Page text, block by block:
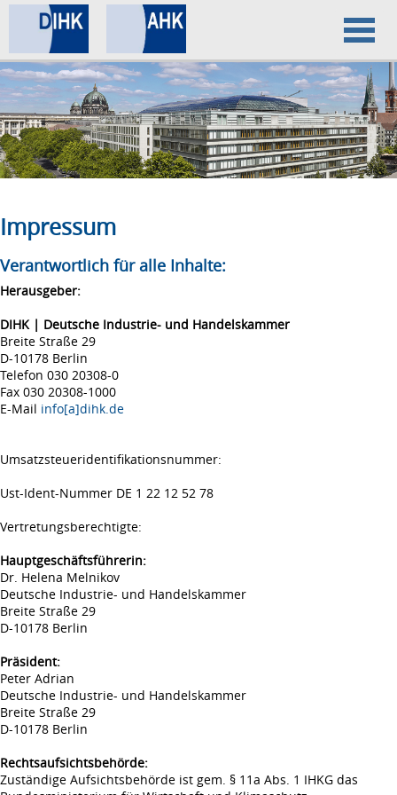
Home
Datenschutz
Impressum
Impressum
Verantwortlich für alle Inhalte:
Herausgeber:
DIHK | Deutsche Industrie- und Handelskammer
Breite Straße 29
D-10178 Berlin
Telefon 030 20308-0
Fax 030 20308-1000
E-Mail info[a]dihk.de
Umsatzsteueridentifikationsnummer:
Ust-Ident-Nummer DE 1 22 12 52 78
Vertretungsberechtigte:
Hauptgeschäftsführerin:
Dr. Helena Melnikov
Deutsche Industrie- und Handelskammer
Breite Straße 29
D-10178 Berlin
Präsident:
Peter Adrian
Deutsche Industrie- und Handelskammer
Breite Straße 29
D-10178 Berlin
Rechtsaufsichtsbehörde:
Zuständige Aufsichtsbehörde ist gem. § 11a Abs. 1 IHKG das